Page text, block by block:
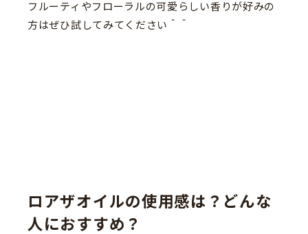
フルーティやフローラルの可愛らしい香りが好みの
方はぜひ試してみてください＾＾
ロアザオイルの使用感は？どんな
人におすすめ？